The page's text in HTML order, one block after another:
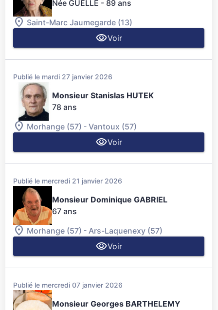
Née GUELLE - 89 ans
Saint-Marc Jaumegarde (13)
Voir
Publié le mardi 27 janvier 2026
Monsieur Stanislas HUTEK
78 ans
Morhange (57) -Vantoux (57)
Voir
Publié le mercredi 21 janvier 2026
Monsieur Dominique GABRIEL
67 ans
Morhange (57) - Ars-Laquenexy (57)
Voir
Publié le mercredi 07 janvier 2026
Monsieur Georges BARTHELEMY